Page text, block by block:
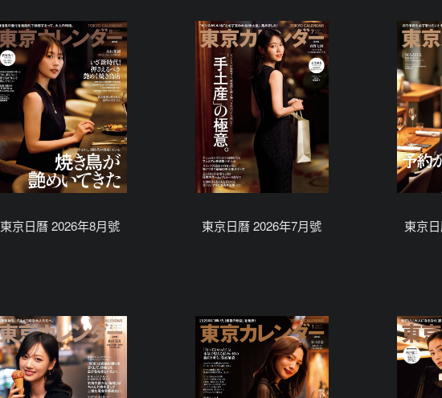
東京日曆 2026年8月號 東京日曆 2026年7月號 東京